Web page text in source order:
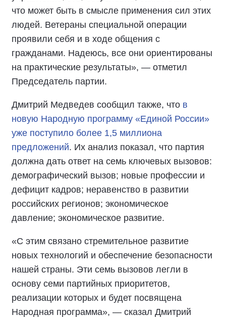
что может быть в смысле применения сил этих
людей. Ветераны специальной операции
проявили себя и в ходе общения с
гражданами. Надеюсь, все они ориентированы
на практические результаты», — отметил
Председатель партии.
Дмитрий Медведев сообщил также, что в
новую Народную программу «Единой России»
уже поступило более 1,5 миллиона
предложений. Их анализ показал, что партия
должна дать ответ на семь ключевых вызовов:
демографический вызов; новые профессии и
дефицит кадров; неравенство в развитии
российских регионов; экономическое
давление; экономическое развитие.
«С этим связано стремительное развитие
новых технологий и обеспечение безопасности
нашей страны. Эти семь вызовов легли в
основу семи партийных приоритетов,
реализации которых и будет посвящена
Народная программа», — сказал Дмитрий